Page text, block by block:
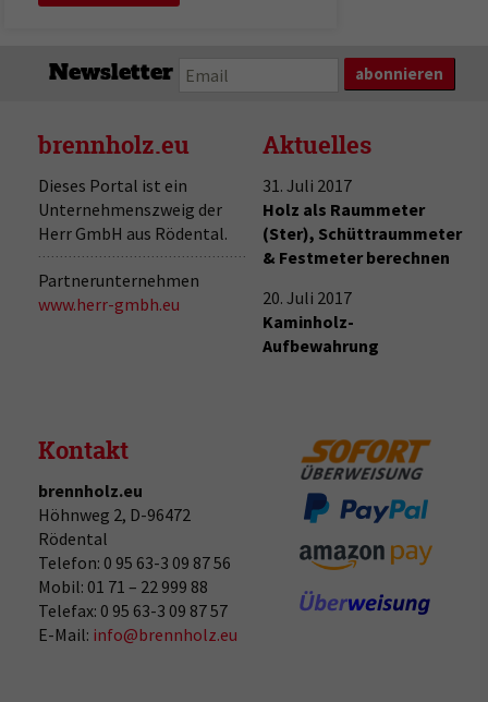
Newsletter
brennholz.eu
Dieses Portal ist ein
Unternehmenszweig der
Herr GmbH aus Rödental.
Partnerunternehmen
www.herr-gmbh.eu
Aktuelles
31. Juli 2017
Holz als Raummeter
(Ster), Schüttraummeter
& Festmeter berechnen
20. Juli 2017
Kaminholz-
Aufbewahrung
Kontakt
brennholz.eu
Höhnweg 2, D-96472
Rödental
Telefon: 0 95 63-3 09 87 56
Mobil: 01 71 – 22 999 88
Telefax: 0 95 63-3 09 87 57
E-Mail: info@brennholz.eu